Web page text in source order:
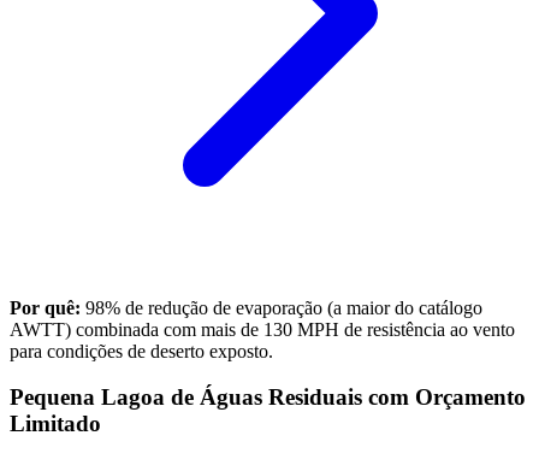
Por quê: 98% de redução de evaporação (a maior do catálogo
AWTT) combinada com mais de 130 MPH de resistência ao vento
para condições de deserto exposto.
Pequena Lagoa de Águas Residuais com Orçamento
Limitado